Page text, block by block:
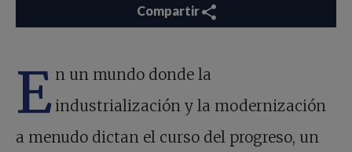
Compartir
E n un mundo donde la
industrialización y la modernización
a menudo dictan el curso del progreso, un